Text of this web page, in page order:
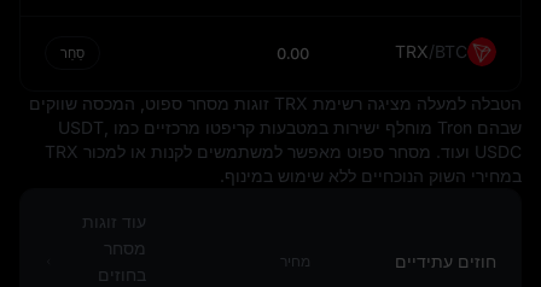
TRX/BTC
0.00 סַחַר
הטבלה למעלה מציגה רשימת TRX זוגות מסחר ספוט, המכסה שווקים
שבהם Tron מוחלף ישירות במטבעות קריפטו מרכזיים כמו USDT,
USDC ועוד. מסחר ספוט מאפשר למשתמשים לקנות או למכור TRX
במחירי השוק הנוכחיים ללא שימוש במינוף.
חוזים עתידיים מחיר
עוד זוגות
מסחר
בחוזים